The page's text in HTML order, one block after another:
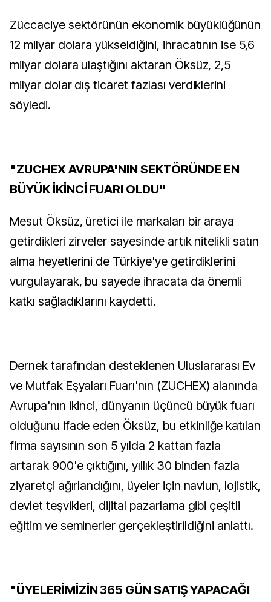
Züccaciye sektörünün ekonomik büyüklüğünün
12 milyar dolara yükseldiğini, ihracatının ise 5,6
milyar dolara ulaştığını aktaran Öksüz, 2,5
milyar dolar dış ticaret fazlası verdiklerini
söyledi.
"ZUCHEX AVRUPA'NIN SEKTÖRÜNDE EN
BÜYÜK İKİNCİ FUARI OLDU"
Mesut Öksüz, üretici ile markaları bir araya
getirdikleri zirveler sayesinde artık nitelikli satın
alma heyetlerini de Türkiye'ye getirdiklerini
vurgulayarak, bu sayede ihracata da önemli
katkı sağladıklarını kaydetti.
Dernek tarafından desteklenen Uluslararası Ev
ve Mutfak Eşyaları Fuarı'nın (ZUCHEX) alanında
Avrupa'nın ikinci, dünyanın üçüncü büyük fuarı
olduğunu ifade eden Öksüz, bu etkinliğe katılan
firma sayısının son 5 yılda 2 kattan fazla
artarak 900'e çıktığını, yıllık 30 binden fazla
ziyaretçi ağırlandığını, üyeler için navlun, lojistik,
devlet teşvikleri, dijital pazarlama gibi çeşitli
eğitim ve seminerler gerçekleştirildiğini anlattı.
"ÜYELERİMİZİN 365 GÜN SATIŞ YAPACAĞI